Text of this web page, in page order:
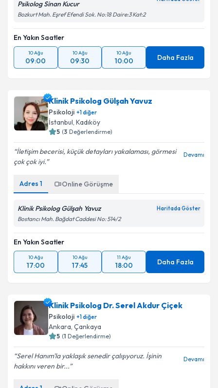
Psikolog Sinan Kucur
Bozkurt Mah. Eşref Efendi Sok. No:18 Daire:3 Kat:2
En Yakın Saatler
10 Ağu
09:00
10 Ağu
09:30
10 Ağu
10:00 Daha Fazla
Klinik Psikolog Gülşah Yavuz
Psikoloji +1diğer
İstanbul, Kadıköy
5 (3 Değerlendirme)
İletişim becerisi, küçük detayları yakalaması, görmesi
çok çok iyi.
Devamı
Adres 1 Online Görüşme
Klinik Psikolog Gülşah Yavuz Haritada Göster
Bostancı Mah. Bağdat Caddesi No: 514/2
En Yakın Saatler
10 Ağu
17:00
10 Ağu
17:45
11 Ağu
18:00 Daha Fazla
Klinik Psikolog Dr. Serel Akdur Çiçek
Psikoloji +1diğer
Ankara, Çankaya
5 (1 Değerlendirme)
Serel Hanım'la yaklaşık senedir çalışıyoruz. İşinin
hakkını veren bir...
Devamı